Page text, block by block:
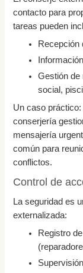
contacto para
tareas pueden
Recepción
Gestión
social,
Un caso
conserjería
mensajería
común para
conflictos.
Control de
La seguridad es
externalizada:
Registro